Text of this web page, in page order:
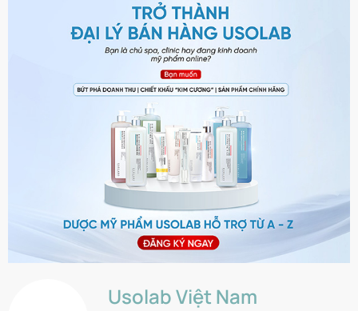
Usolab Việt Nam